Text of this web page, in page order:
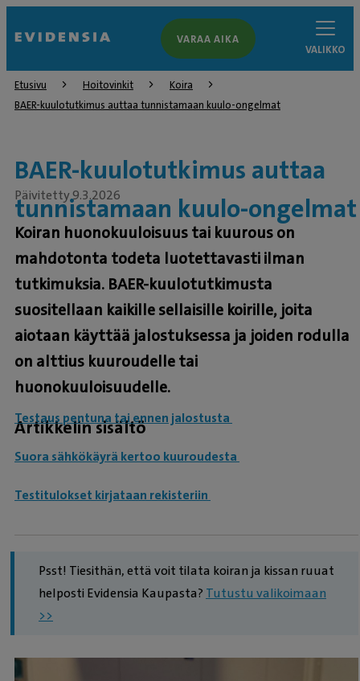
VARAA AIKA
VALIKKO
Etusivu Hoitovinkit
Koira
BAER-kuulotutkimus auttaa tunnistamaan kuulo-ongelmat
BAER-kuulotutkimus auttaa
tunnistamaan kuulo-ongelmat
Päivitetty 9.3.2026
Koiran huonokuuloisuus tai kuurous on
mahdotonta todeta luotettavasti ilman
tutkimuksia. BAER-kuulotutkimusta
suositellaan kaikille sellaisille koirille, joita
aiotaan käyttää jalostuksessa ja joiden rodulla
on alttius kuuroudelle tai
huonokuuloisuudelle.
Artikkelin sisältö
Testaus pentuna tai ennen jalostusta
Suora sähkökäyrä kertoo kuuroudesta
Testitulokset kirjataan rekisteriin
Psst! Tiesithän, että voit tilata koiran ja kissan ruuat
helposti Evidensia Kaupasta? Tutustu valikoimaan
>>